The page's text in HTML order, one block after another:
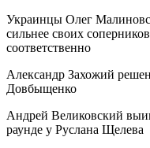
Украинцы Олег
сильнее своих
соответственно
Александр Захожий
Довбыщенко
Андрей Великовский
раунде у Руслана Щелева